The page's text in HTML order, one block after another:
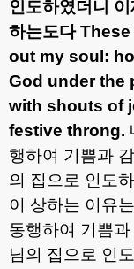
인도하였더니
하는도다These
out my soul:
God under the
with shouts of
festive throng.
행하여 기쁨과
의 집으로 인도
이 상하는 이유
동행하여 기쁨
님의 집으로 인